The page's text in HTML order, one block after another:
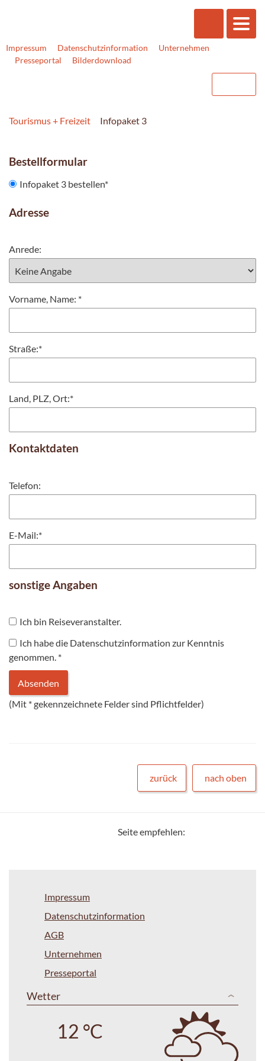
Impressum Datenschutzinformation
Unternehmen
Presseportal
Bilderdownload
Tourismus + Freizeit Infopaket 3
Bestellformular
Infopaket 3 bestellen*
Adresse
Anrede:
Vorname, Name: *
Straße:*
Land, PLZ, Ort:*
Kontaktdaten
Telefon:
E-Mail:*
sonstige Angaben
Ich bin Reiseveranstalter.
Ich habe die Datenschutzinformation zur Kenntnis
genommen. *
(Mit *gekennzeichnete Felder sind Pflichtfelder)
zurück nach oben
Seite empfehlen:
Impressum
Datenschutzinformation
AGB
Unternehmen
Presseportal
Wetter
12 °C